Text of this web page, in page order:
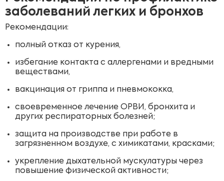
заболеваний легких и бронхов
Рекомендации:
полный отказ от курения,
избегание контакта с аллергенами и вредными
веществами,
вакцинация от гриппа и пневмококка,
своевременное лечение ОРВИ, бронхита и
других респираторных болезней;
защита на производстве при работе в
загрязненном воздухе, с химикатами, красками;
укрепление дыхательной мускулатуры через
повышение физической активности;